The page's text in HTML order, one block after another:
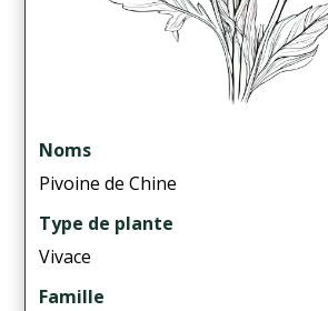
Noms
Pivoine de Chine
Type de plante
Vivace
Famille